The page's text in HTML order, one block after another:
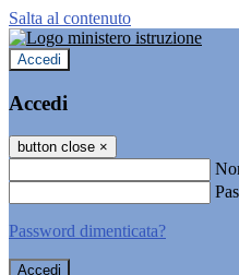
Salta al contenuto
Accedi
Accedi
button close ×
Password dimenticata?